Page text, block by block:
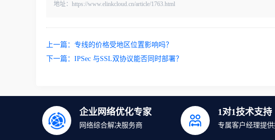
地址：https://www.elinkcloud.cn/article/1763.html
上一篇： 专线的价格受地区位置影响吗？
下一篇： IPSec 与SSL双协议能否同时部署？
企业网络优化专家
网络综合解决服务商
1对1技术支持
专属客户经理提